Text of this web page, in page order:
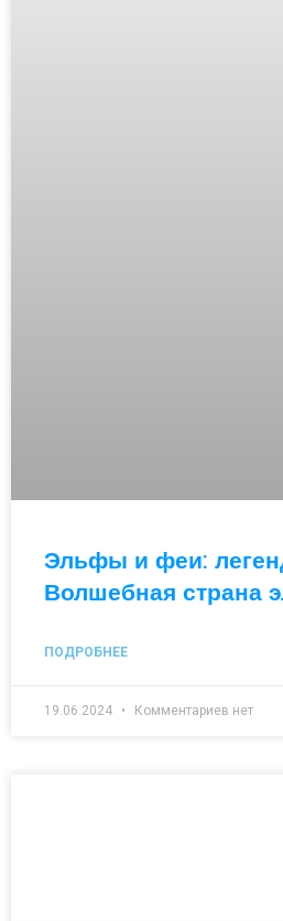
Эльфы и феи:
Волшебная страна
ПОДРОБНЕЕ
19.06.2024 Комментариев нет